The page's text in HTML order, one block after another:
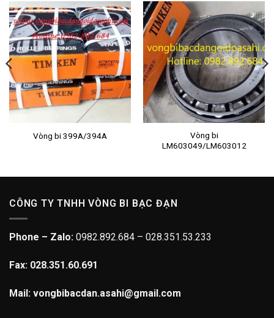
Vòng bi 399A/394A
Vòng bi
LM603049/LM603012
CÔNG TY TNHH VÒNG BI BẠC ĐẠN
Phone – Zalo: 0982.892.684 – 028.351.53.233
Fax: 028.351.60.691
Mail: vongbibacdan.asahi@gmail.com